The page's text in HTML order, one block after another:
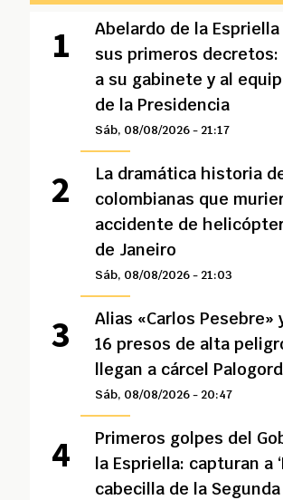
Abelardo de la
sus primeros decretos:
a su gabinete y al
de la Presidencia
Sáb, 08/08/2026 - 21:17
La dramática historia
colombianas que
accidente de
de Janeiro
Sáb, 08/08/2026 - 21:03
Alias «Carlos Pesebre»
16 presos de alta
llegan a cárcel
Sáb, 08/08/2026 - 20:47
Primeros golpes del
la Espriella: capturan a
cabecilla de la Segunda